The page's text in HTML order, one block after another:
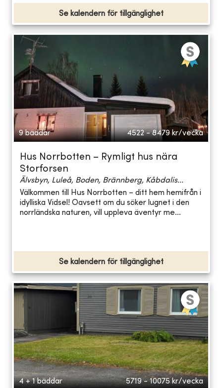
Se kalendern för tillgänglighet
9 bäddar 4522 - 8479 kr/vecka
Hus Norrbotten – Rymligt hus nära
Storforsen
Älvsbyn, Luleå, Boden, Brännberg, Kåbdalis...
Välkommen till Hus Norrbotten – ditt hem hemifrån i
idylliska Vidsel! Oavsett om du söker lugnet i den
norrländska naturen, vill uppleva äventyr me...
Se kalendern för tillgänglighet
4 + 1 bäddar 5719 - 10075 kr/vecka